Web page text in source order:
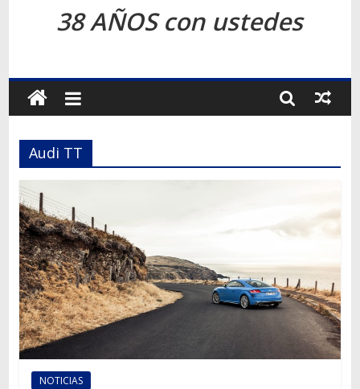
Revista
Transporte
Terrestre
Autos,
camiones,
motos,
información
del
mundo
del
transporte
38 AÑOS con ustedes
Audi TT
NOTICIAS